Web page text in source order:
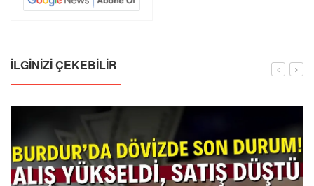
İLGINIZI ÇEKEBILIR